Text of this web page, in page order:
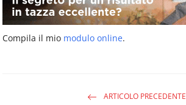
Compila il mio modulo online.
ARTICOLO PRECEDENTE